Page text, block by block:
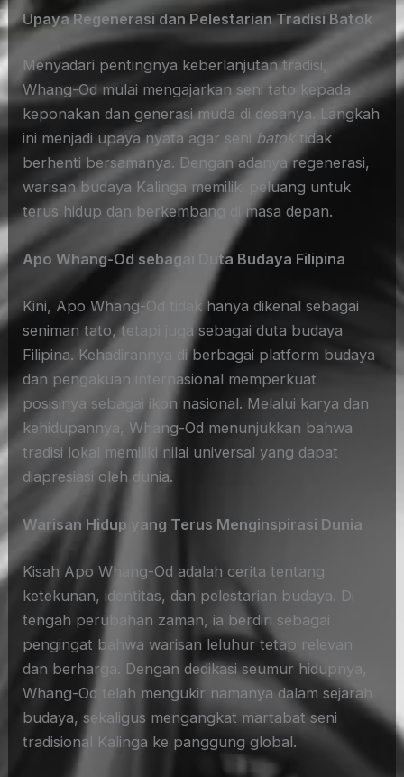
Upaya Regenerasi dan Pelestarian Tradisi Batok
Menyadari pentingnya keberlanjutan tradisi,
Whang-Od mulai mengajarkan seni tato kepada
keponakan dan generasi muda di desanya. Langkah
ini menjadi upaya nyata agar seni batok tidak
berhenti bersamanya. Dengan adanya regenerasi,
warisan budaya Kalinga memiliki peluang untuk
terus hidup dan berkembang di masa depan.
Apo Whang-Od sebagai Duta Budaya Filipina
Kini, Apo Whang-Od tidak hanya dikenal sebagai
seniman tato, tetapi juga sebagai duta budaya
Filipina. Kehadirannya di berbagai platform budaya
dan pengakuan internasional memperkuat
posisinya sebagai ikon nasional. Melalui karya dan
kehidupannya, Whang-Od menunjukkan bahwa
tradisi lokal memiliki nilai universal yang dapat
diapresiasi oleh dunia.
Warisan Hidup yang Terus Menginspirasi Dunia
Kisah Apo Whang-Od adalah cerita tentang
ketekunan, identitas, dan pelestarian budaya. Di
tengah perubahan zaman, ia berdiri sebagai
pengingat bahwa warisan leluhur tetap relevan
dan berharga. Dengan dedikasi seumur hidupnya,
Whang-Od telah mengukir namanya dalam sejarah
budaya, sekaligus mengangkat martabat seni
tradisional Kalinga ke panggung global.